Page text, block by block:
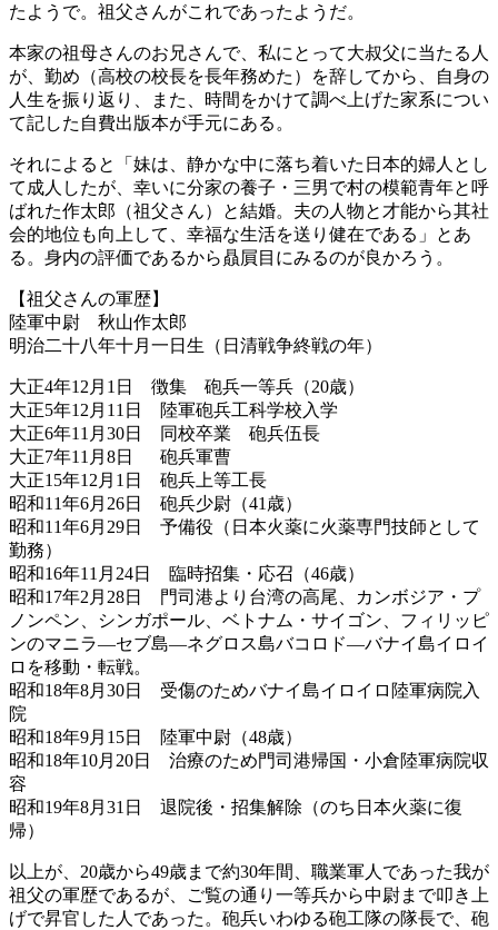
たようで。祖父さんがこれであったようだ。
本家の祖母さんのお兄さんで、私にとって大叔父に当たる人
が、勤め（高校の校長を長年務めた）を辞してから、自身の
人生を振り返り、また、時間をかけて調べ上げた家系につい
て記した自費出版本が手元にある。
それによると「妹は、静かな中に落ち着いた日本的婦人とし
て成人したが、幸いに分家の養子・三男で村の模範青年と呼
ばれた作太郎（祖父さん）と結婚。夫の人物と才能から其社
会的地位も向上して、幸福な生活を送り健在である」とあ
る。身内の評価であるから贔屓目にみるのが良かろう。
【祖父さんの軍歴】
陸軍中尉 秋山作太郎
明治二十八年十月一日生（日清戦争終戦の年）
大正4年12月1日 徴集 砲兵一等兵（20歳）
大正5年12月11日 陸軍砲兵工科学校入学
大正6年11月30日 同校卒業 砲兵伍長
大正7年11月8日 砲兵軍曹
大正15年12月1日 砲兵上等工長
昭和11年6月26日 砲兵少尉（41歳）
昭和11年6月29日 予備役（日本火薬に火薬専門技師として
勤務）
昭和16年11月24日 臨時招集・応召（46歳）
昭和17年2月28日 門司港より台湾の高尾、カンボジア・プ
ノンペン、シンガポール、ベトナム・サイゴン、フィリッピ
ンのマニラ—セブ島—ネグロス島バコロド—バナイ島イロイ
ロを移動・転戦。
昭和18年8月30日 受傷のためバナイ島イロイロ陸軍病院入
院
昭和18年9月15日 陸軍中尉（48歳）
昭和18年10月20日 治療のため門司港帰国・小倉陸軍病院収
容
昭和19年8月31日 退院後・招集解除（のち日本火薬に復
帰）
以上が、20歳から49歳まで約30年間、職業軍人であった我が
祖父の軍歴であるが、ご覧の通り一等兵から中尉まで叩き上
げで昇官した人であった。砲兵いわゆる砲工隊の隊長で、砲